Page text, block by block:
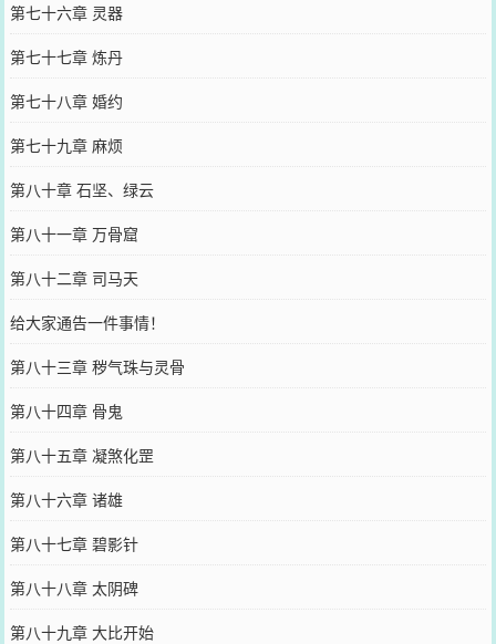
第七十六章 灵器
第七十七章 炼丹
第七十八章 婚约
第七十九章 麻烦
第八十章 石坚、绿云
第八十一章 万骨窟
第八十二章 司马天
给大家通告一件事情！
第八十三章 秽气珠与灵骨
第八十四章 骨鬼
第八十五章 凝煞化罡
第八十六章 诸雄
第八十七章 碧影针
第八十八章 太阴碑
第八十九章 大比开始